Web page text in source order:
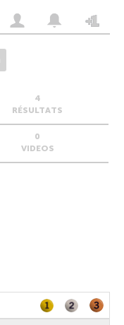
4
RÉSULTATS
0
VIDEOS